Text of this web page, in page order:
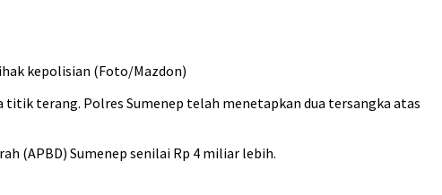
kepolisian (Foto/Mazdon)
titik terang. Polres Sumenep telah menetapkan dua tersangka atas
(APBD) Sumenep senilai Rp 4 miliar lebih.